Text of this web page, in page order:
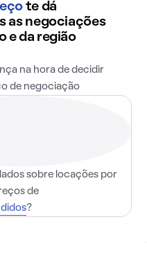
te dá
as negociações
e da região
na hora de decidir
de negociação
sobre locações por
de
?